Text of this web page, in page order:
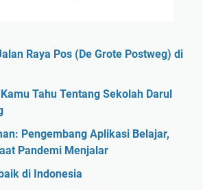
Raya Pos (De Grote Postweg) di
Tahu Tentang Sekolah Darul
Pengembang Aplikasi Belajar,
Pandemi Menjalar
di Indonesia